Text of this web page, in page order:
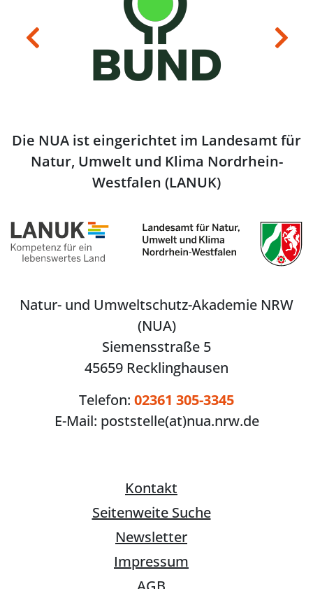
Die NUA ist eingerichtet im Landesamt für
Natur, Umwelt und Klima Nordrhein-
Westfalen (LANUK)
Natur- und Umweltschutz-Akademie NRW
(NUA)
Siemensstraße 5
45659 Recklinghausen
Telefon: 02361 305-3345
E-Mail: poststelle(at)nua.nrw.de
Kontakt
Seitenweite Suche
Newsletter
Impressum
Previous Next